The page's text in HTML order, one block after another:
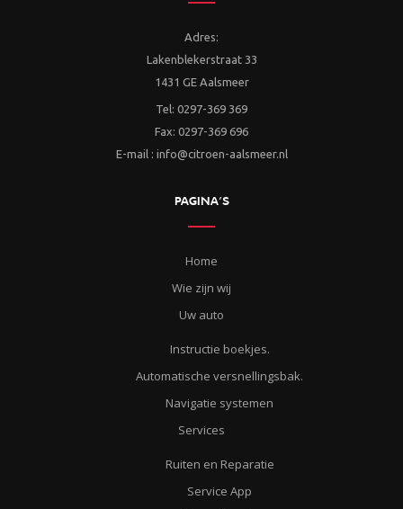
Adres:
Lakenblekerstraat 33
1431 GE Aalsmeer
Tel: 0297-369 369
Fax: 0297-369 696
E-mail : info@citroen-aalsmeer.nl
PAGINA’S
Home
Wie zijn wij
Uw auto
Instructie boekjes.
Automatische versnellingsbak.
Navigatie systemen
Services
Ruiten en Reparatie
Service App